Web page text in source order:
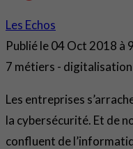
Les Echos
Publié le04 Oct 2018 à
7 métiers - digitalisation
Les entreprises
la cybersécurité. Et de
confluent de